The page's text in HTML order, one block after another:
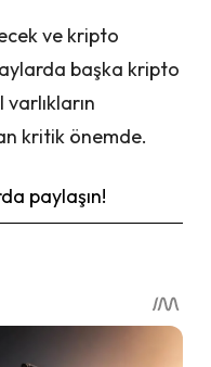
ve kripto
başka kripto
kritik önemde.
paylaşın!